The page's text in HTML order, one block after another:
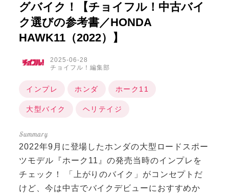
グバイク！【チョイフル！中古バイ
ク選びの参考書／HONDA
HAWK11（2022）】
2025-06-28
チョイフル！編集部
インプレ ホンダ ホーク11
大型バイク ヘリテイジ
2022年9月に登場したホンダの大型ロードスポー
ツモデル『ホーク11』の発売当時のインプレを
チェック！ 「上がりのバイク」がコンセプトだ
けど、今は中古でバイクデビューにおすすめか